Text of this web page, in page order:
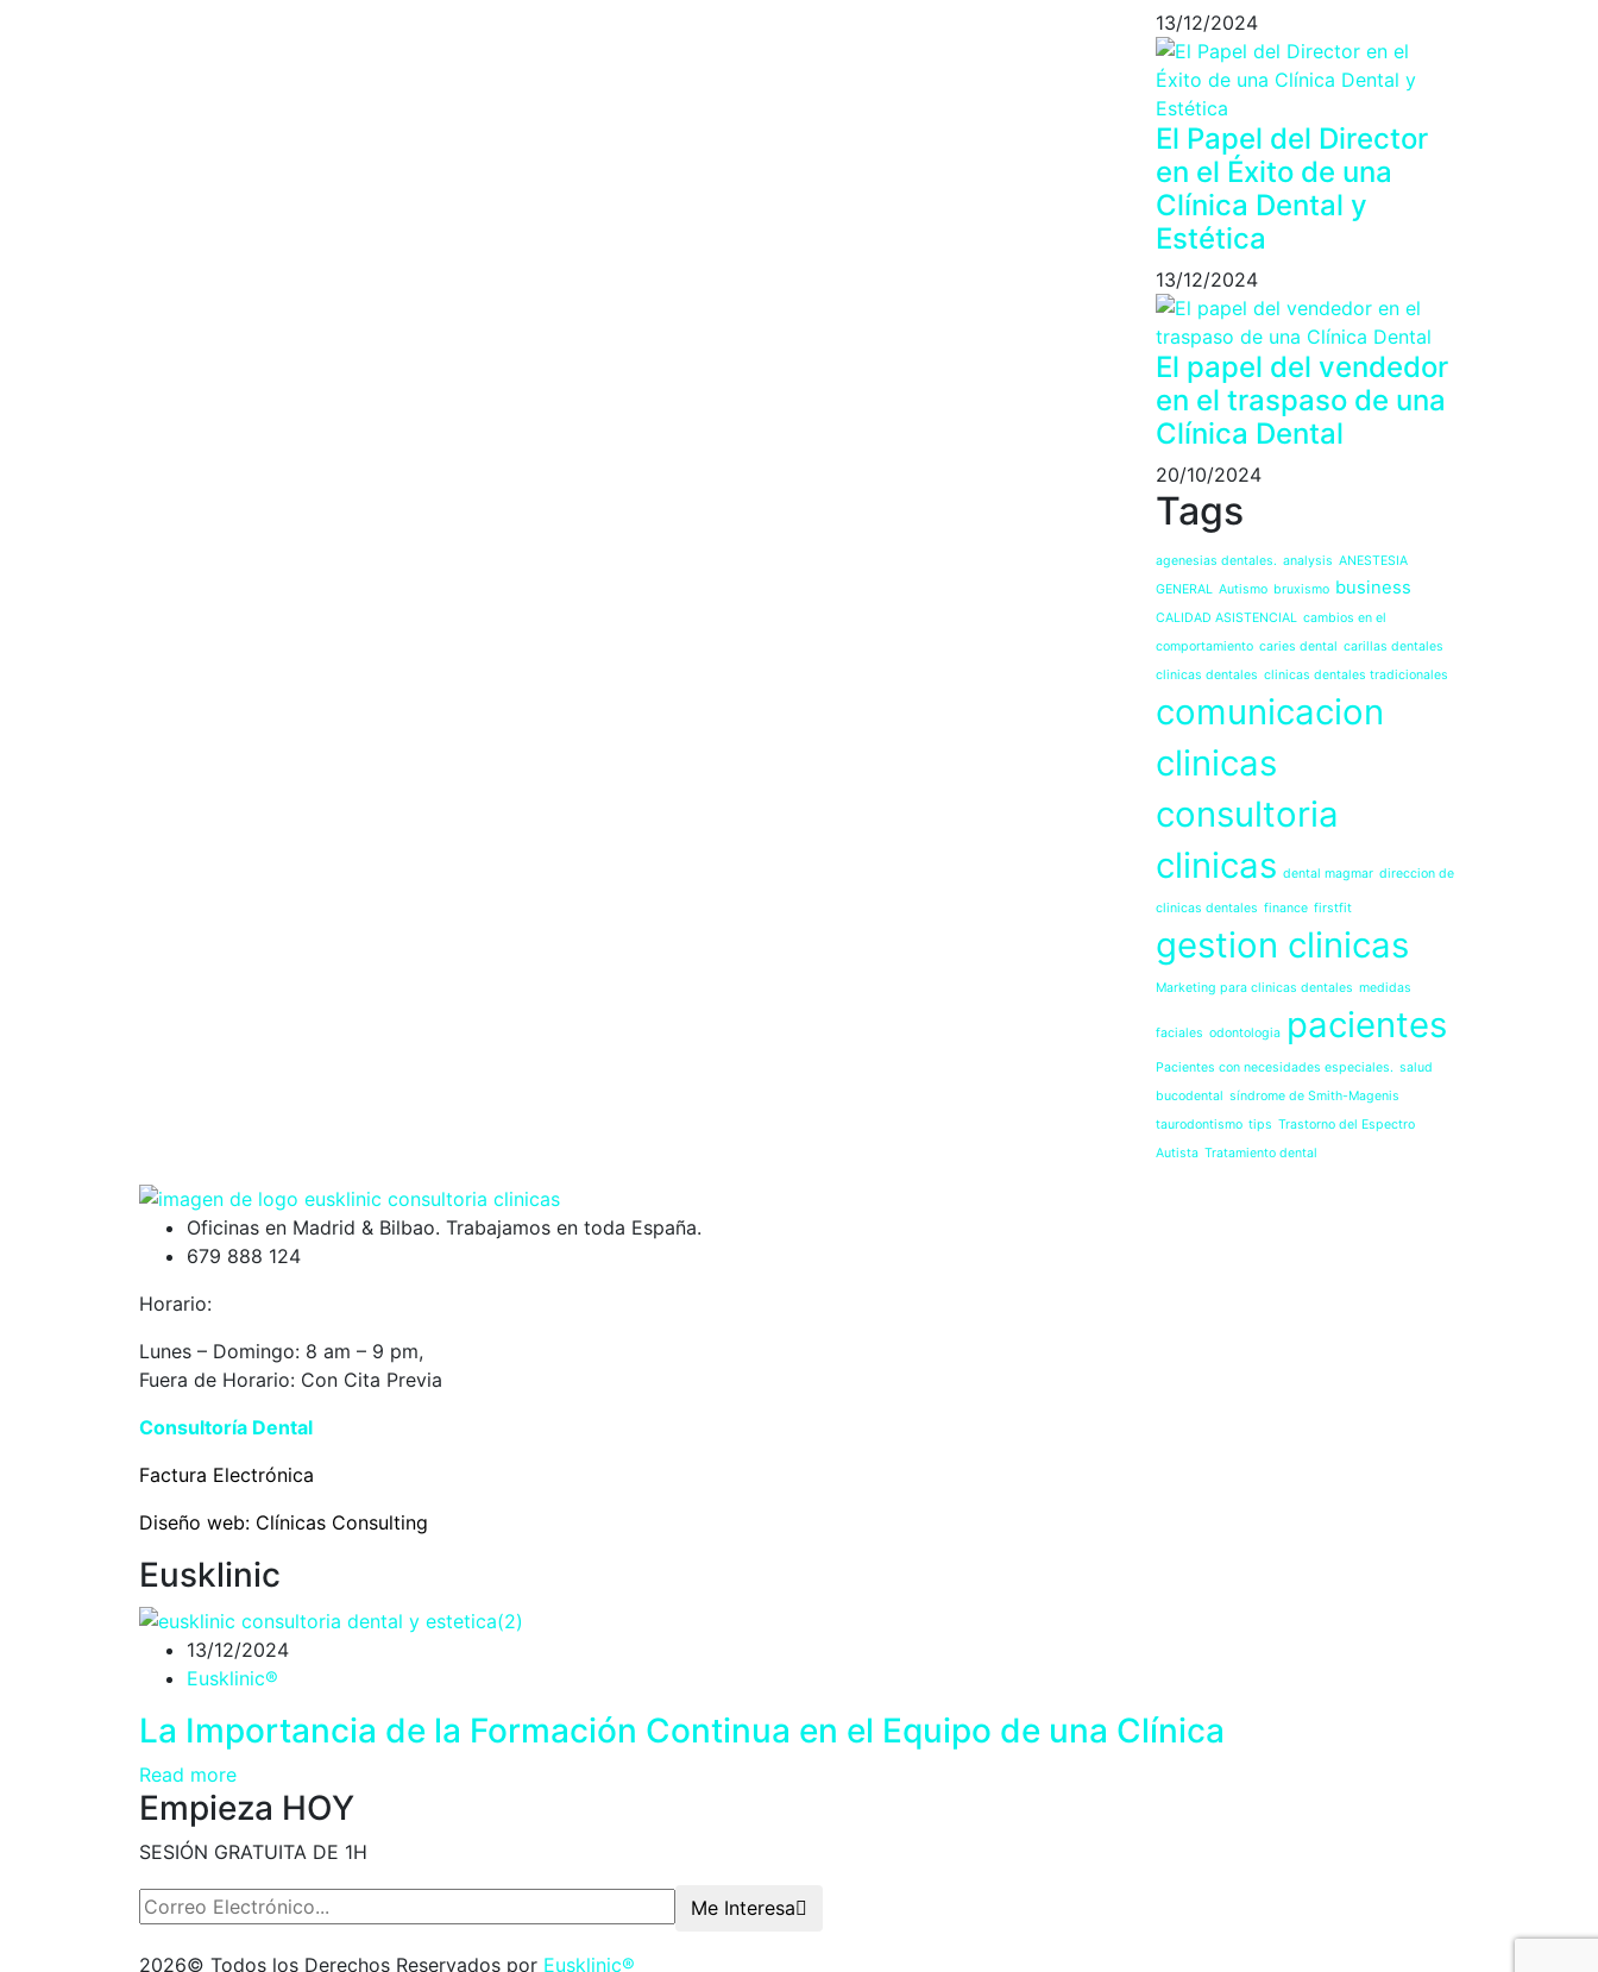
13/12/2024
El Papel del Director
en el Éxito de una
Clínica Dental y
Estética
13/12/2024
El papel del vendedor
en el traspaso de una
Clínica Dental
20/10/2024
Tags
agenesias dentales. analysis ANESTESIA
GENERAL Autismo bruxismo business
CALIDAD ASISTENCIAL cambios en el
comportamiento caries dental carillas dentales
clinicas dentales clinicas dentales tradicionales
comunicacion
clinicas
consultoria
clinicas dental magmar direccion de
clinicas dentales finance firstfit
gestion clinicas
Marketing para clinicas dentales medidas
faciales odontologia pacientes
Pacientes con necesidades especiales. salud
bucodental síndrome de Smith-Magenis
taurodontismo tips Trastorno del Espectro
Autista Tratamiento dental
Oficinas en Madrid & Bilbao. Trabajamos en toda España.
679 888 124
Horario:
Lunes – Domingo: 8 am – 9 pm,
Fuera de Horario: Con Cita Previa
Consultoría Dental
Factura Electrónica
Diseño web: Clínicas Consulting
Eusklinic
13/12/2024
Eusklinic®
La Importancia de la Formación Continua en el Equipo de una Clínica
Read more
Empieza HOY
SESIÓN GRATUITA DE 1H
Me Interesa
2026© Todos los Derechos Reservados por Eusklinic®